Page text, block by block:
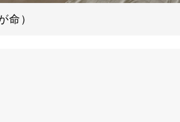
命）